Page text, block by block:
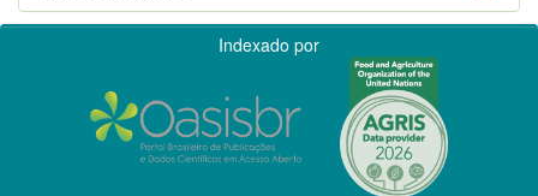
Indexado por